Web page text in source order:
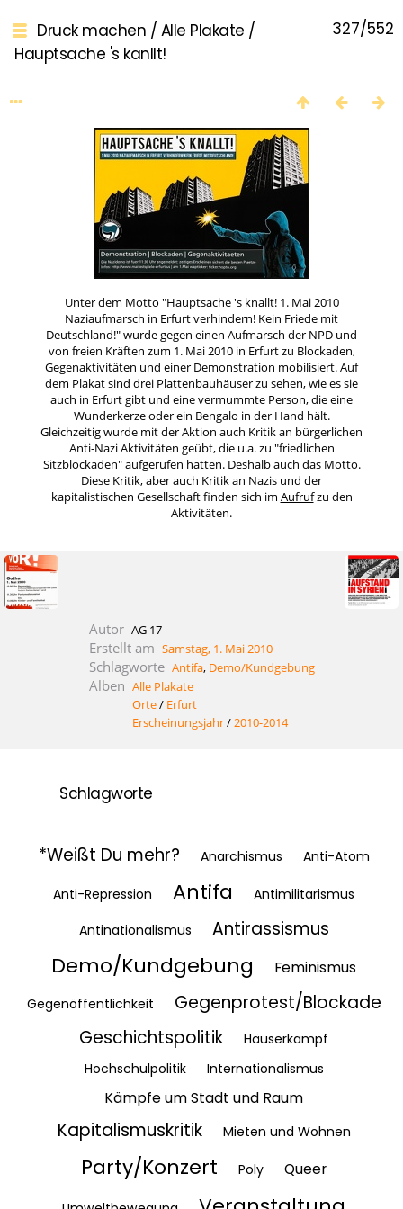
327/552
Druck machen / Alle Plakate /
Hauptsache 's kanllt!
Unter dem Motto "Hauptsache 's knallt! 1. Mai 2010
Naziaufmarsch in Erfurt verhindern! Kein Friede mit
Deutschland!" wurde gegen einen Aufmarsch der NPD und
von freien Kräften zum 1. Mai 2010 in Erfurt zu Blockaden,
Gegenaktivitäten und einer Demonstration mobilisiert. Auf
dem Plakat sind drei Plattenbauhäuser zu sehen, wie es sie
auch in Erfurt gibt und eine vermummte Person, die eine
Wunderkerze oder ein Bengalo in der Hand hält.
Gleichzeitig wurde mit der Aktion auch Kritik an bürgerlichen
Anti-Nazi Aktivitäten geübt, die u.a. zu "friedlichen
Sitzblockaden" aufgerufen hatten. Deshalb auch das Motto.
Diese Kritik, aber auch Kritik an Nazis und der
kapitalistischen Gesellschaft finden sich im Aufrufzu den
Aktivitäten.
Autor AG 17
Erstellt am Samstag, 1. Mai 2010
Schlagworte Antifa, Demo/Kundgebung
Alben Alle Plakate
Orte/ Erfurt
Erscheinungsjahr/2010-2014
Schlagworte
*Weißt Du mehr? Anarchismus Anti-Atom
Anti-Repression Antifa
Antimilitarismus
Antinationalismus
Antirassismus
Demo/Kundgebung Feminismus
Gegenöffentlichkeit
Gegenprotest/Blockade
Geschichtspolitik
Häuserkampf
Hochschulpolitik
Internationalismus
Kämpfe um Stadt und Raum
Kapitalismuskritik Mieten und Wohnen
Party/Konzert Poly Queer